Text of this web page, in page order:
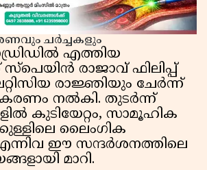
ചർച്ചകളും
എത്തിയ
സ്പെയിൻ രാജാവ് ഫിലിപ്പ്
രാജ്ഞിയും ചേർന്ന്
നൽകി. തുടർന്ന്
കുടിയേറ്റം, സാമൂഹിക
ലൈംഗിക
ഈ സന്ദർശനത്തിലെ
മാറി.